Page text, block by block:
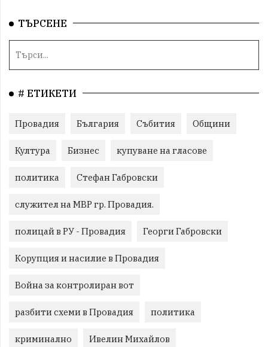
ТЪРСЕНЕ
# ЕТИКЕТИ
Провадия България Събития Общини
Култура Бизнес купуване на гласове
политика Стефан Габровски
служител на МВР гр. Провадия.
полицай в РУ - Провадия Георги Габровски
Корупция и насилие в Провадия
Война за контролиран вот
разбити схеми в Провадия политика
криминално Ивелин Михайлов